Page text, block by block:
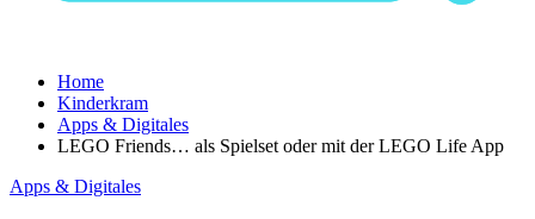
Home
Kinderkram
Apps & Digitales
LEGO Friends… als Spielset oder mit der LEGO Life App
Apps & Digitales